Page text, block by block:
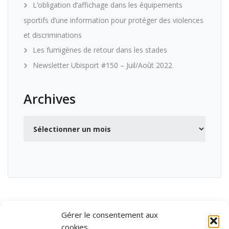
Gérer le consentement aux
cookies
L’obligation d’affichage dans les équipements
sportifs d’une information pour protéger des violences
et discriminations
Les fumigènes de retour dans les stades
Newsletter Ubisport #150 – Juil/Août 2022
Archives